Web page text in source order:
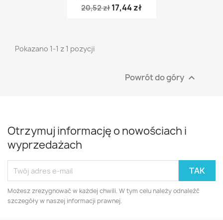
20,52 zł 17,44 zł
Pokazano 1-1 z 1 pozycji
Powrót do góry 
Otrzymuj informację o nowościach i
wyprzedażach
Możesz zrezygnować w każdej chwili. W tym celu należy odnaleźć
szczegóły w naszej informacji prawnej.